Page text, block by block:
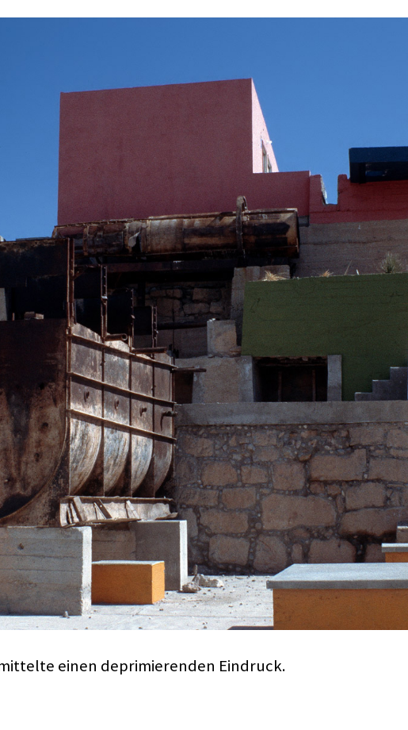
einen deprimierenden Eindruck.